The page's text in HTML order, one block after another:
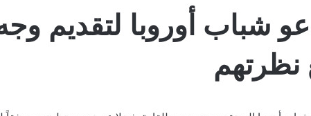
شباب أوروبا لتقديم
نظرتهم